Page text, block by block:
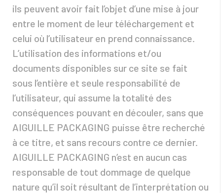
ils peuvent avoir fait l’objet d’une mise à jour
entre le moment de leur téléchargement et
celui où l’utilisateur en prend connaissance.
L’utilisation des informations et/ou
documents disponibles sur ce site se fait
sous l’entière et seule responsabilité de
l’utilisateur, qui assume la totalité des
conséquences pouvant en découler, sans que
AIGUILLE PACKAGING puisse être recherché
à ce titre, et sans recours contre ce dernier.
AIGUILLE PACKAGING n’est en aucun cas
responsable de tout dommage de quelque
nature qu’il soit résultant de l’interprétation ou